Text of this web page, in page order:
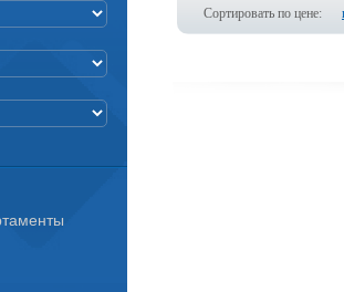
Сортировать по цене: